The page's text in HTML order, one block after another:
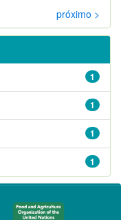
próximo >
1
1
1
1